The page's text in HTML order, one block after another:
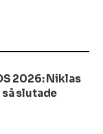
2026: Niklas
slutade